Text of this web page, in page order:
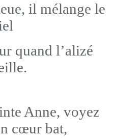
il mélange le
quand l’alizé
Anne, voyez
cœur bat,